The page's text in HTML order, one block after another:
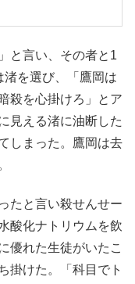
と言い、その者と1
を選び、「鷹岡は
殺を心掛けろ」とア
見える渚に油断した
しまった。鷹岡は去
たと言い殺せんせー
酸化ナトリウムを飲
優れた生徒がいたこ
掛けた。「科目でト